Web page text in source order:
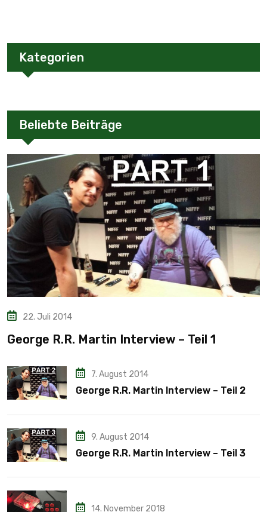
Kategorien
Beliebte Beiträge
22. Juli 2014
George R.R. Martin Interview – Teil 1
7. August 2014
George R.R. Martin Interview – Teil 2
9. August 2014
George R.R. Martin Interview – Teil 3
14. November 2018